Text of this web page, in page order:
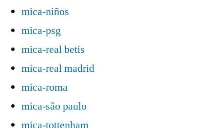
mica-niños
mica-psg
mica-real betis
mica-real madrid
mica-roma
mica-são paulo
mica-tottenham